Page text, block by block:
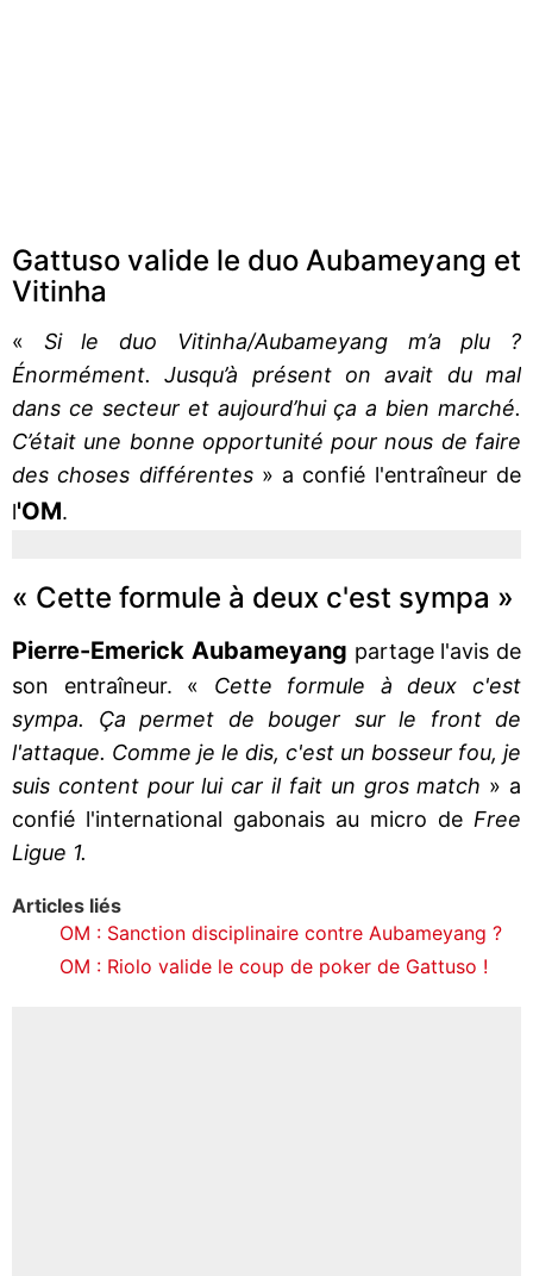
Gattuso valide le duo Aubameyang et
Vitinha
« Si le duo Vitinha/Aubameyang m’a plu ?
Énormément. Jusqu’à présent on avait du mal
dans ce secteur et aujourd’hui ça a bien marché.
C’était une bonne opportunité pour nous de faire
des choses différentes» a confié l'entraîneur de
l'OM.
« Cette formule à deux c'est sympa »
Pierre-Emerick Aubameyang partage l'avis de
son entraîneur. « Cette formule à deux c'est
sympa. Ça permet de bouger sur le front de
l'attaque. Comme je le dis, c'est un bosseur fou, je
suis content pour lui car il fait un gros match » a
confié l'international gabonais au micro de Free
Ligue 1.
Articles liés
OM : Sanction disciplinaire contre Aubameyang ?
OM : Riolo valide le coup de poker de Gattuso !